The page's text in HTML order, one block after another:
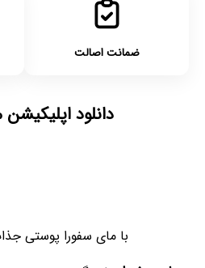
ضمانت اصالت
دانلود
با مای سفورا پوستی